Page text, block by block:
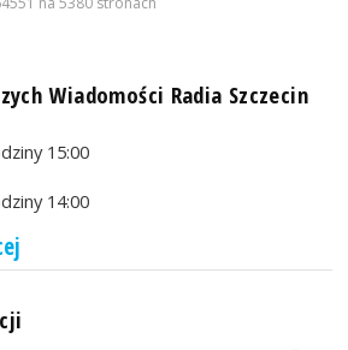
Wiadomości Radia Szczecin
15:00
14:00